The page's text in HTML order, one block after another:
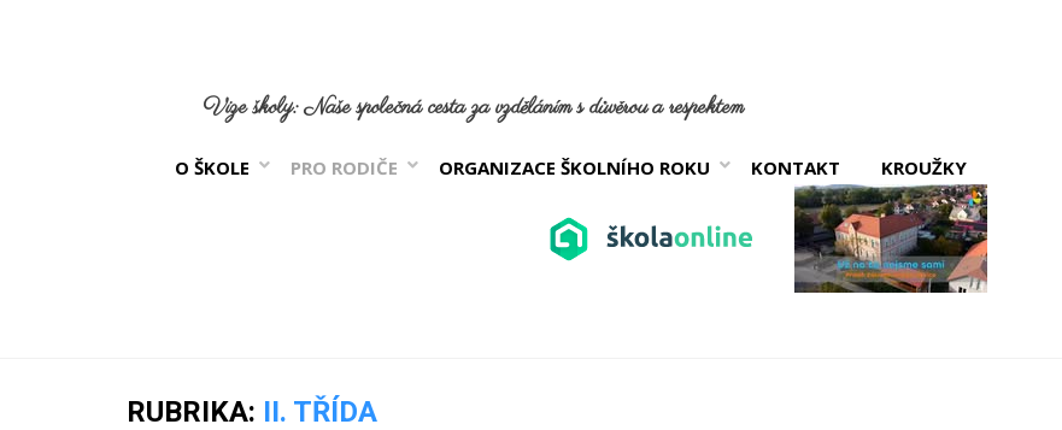
Vize školy: Naše společná cesta za vzděláním s důvěrou a respektem
O ŠKOLE PRO RODIČE ORGANIZACE ŠKOLNÍHO ROKU KONTAKT KROUŽKY
RUBRIKA: II. TŘÍDA